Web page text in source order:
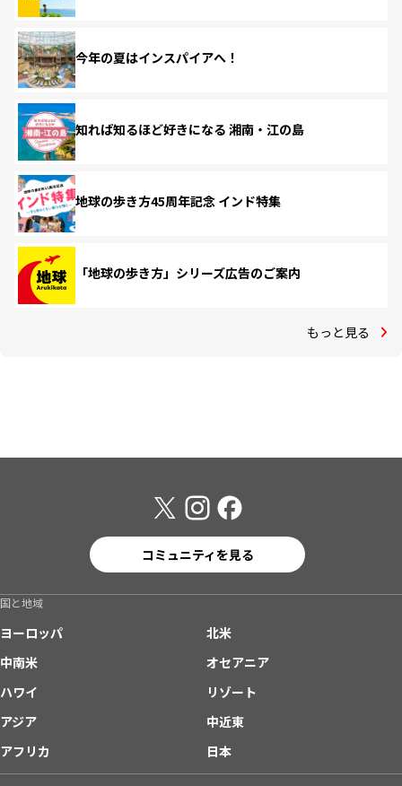
今年の夏はインスパイアへ！
知れば知るほど好きになる 湘南・江の島
地球の歩き方45周年記念 インド特集
「地球の歩き方」シリーズ広告のご案内
もっと見る
コミュニティを見る
国と地域
ヨーロッパ
北米
中南米
オセアニア
ハワイ
リゾート
アジア
中近東
アフリカ
日本